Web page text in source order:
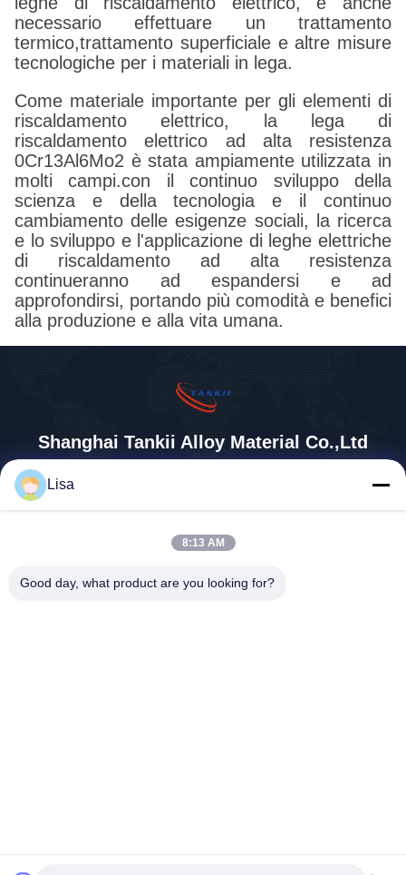
necessario effettuare un trattamento
termico,trattamento superficiale e altre misure
tecnologiche per i materiali in lega.
Come materiale importante per gli elementi di
riscaldamento elettrico, la lega di
riscaldamento elettrico ad alta resistenza
0Cr13Al6Mo2 è stata ampiamente utilizzata in
molti campi.con il continuo sviluppo della
scienza e della tecnologia e il continuo
cambiamento delle esigenze sociali, la ricerca
e lo sviluppo e l'applicazione di leghe elettriche
di riscaldamento ad alta resistenza
continueranno ad espandersi e ad
approfondirsi, portando più comodità e benefici
alla produzione e alla vita umana.
Shanghai Tankii Alloy Material Co.,Ltd
retto di Baoshan, 201999, S
Lisa
8:13 AM
Good day, what product are you looking for?